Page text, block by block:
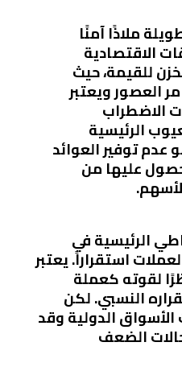
ملاذًا آمنًا
الاقتصادية
للقيمة، حيث
العصور ويعتبر
الاضطراب
الرئيسية
توفير العوائد
عليها من
الرئيسية في
استقراراً. يعتبر
لقوته كعملة
النسبي. لكن
الأسواق الدولية وقد
الضعف